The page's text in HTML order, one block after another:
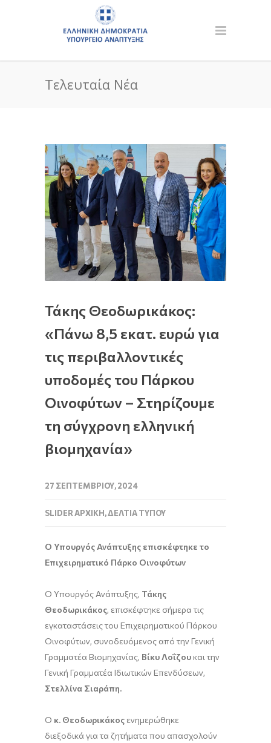
Τελευταία Νέα
Τάκης Θεοδωρικάκος:
«Πάνω 8,5 εκατ. ευρώ για
τις περιβαλλοντικές
υποδομές του Πάρκου
Οινοφύτων – Στηρίζουμε
τη σύγχρονη ελληνική
βιομηχανία»
27 ΣΕΠΤΕΜΒΡΊΟΥ, 2024
SLIDER ΑΡΧΙΚΉ,ΔΕΛΤΊΑ ΤΎΠΟΥ
Ο Υπουργός Ανάπτυξης επισκέφτηκε το
Επιχειρηματικό Πάρκο Οινοφύτων
Ο Υπουργός Ανάπτυξης, Τάκης
Θεοδωρικάκος, επισκέφτηκε σήμερα τις
εγκαταστάσεις του Επιχειρηματικού Πάρκου
Οινοφύτων, συνοδευόμενος από την Γενική
Γραμματέα Βιομηχανίας, Βίκυ Λοΐζουκαι την
Γενική Γραμματέα Ιδιωτικών Επενδύσεων,
Στελλίνα Σιαράπη.
Ο κ. Θεοδωρικάκος ενημερώθηκε
διεξοδικά για τα ζητήματα που απασχολούν